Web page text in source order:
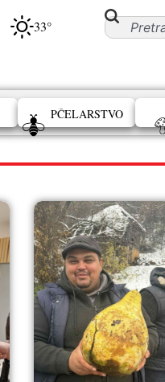
33°
PČELARSTVO